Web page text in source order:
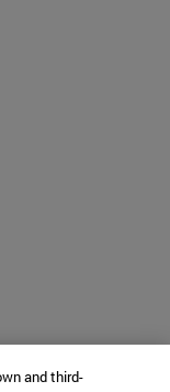
and third-